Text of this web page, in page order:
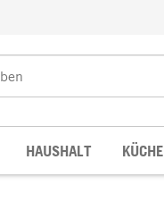
HAUSHALT KÜCHE